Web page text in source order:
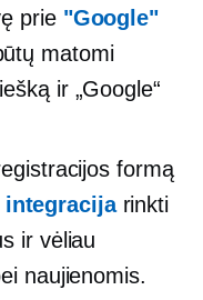
prie "Google"
matomi
ir „Google“
formą
integracijarinkti
ir vėliau
naujienomis.